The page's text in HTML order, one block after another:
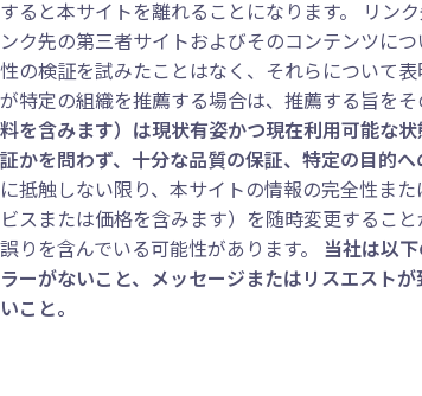
すると本サイトを離れることになります。 リン
ンク先の第三者サイトおよびそのコンテンツに
性の検証を試みたことはなく、それらについて
が特定の組織を推薦する場合は、推薦する旨をそ
料を含みます）は現状有姿かつ現在利用可能な
証かを問わず、十分な品質の保証、特定の目的
に抵触しない限り、本サイトの情報の完全性ま
ビスまたは価格を含みます）を随時変更するこ
誤りを含んでいる可能性があります。
当社は以
ラーがないこと、メッセージまたはリスエスト
いこと。